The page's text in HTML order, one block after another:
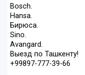
Bosch.
Hansa.
Бирюса.
Sino.
Avangard.
Выезд по Ташкенту!
+99897-777-39-66